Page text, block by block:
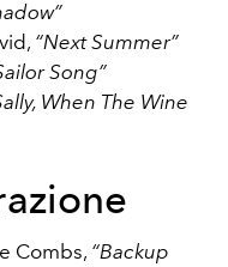
“Next Summer”
Song”
When The Wine
Combs, “Backup